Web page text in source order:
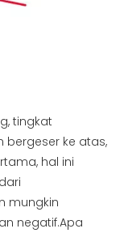
tingkat
ke atas,
hal ini
mungkin
negatif.Apa